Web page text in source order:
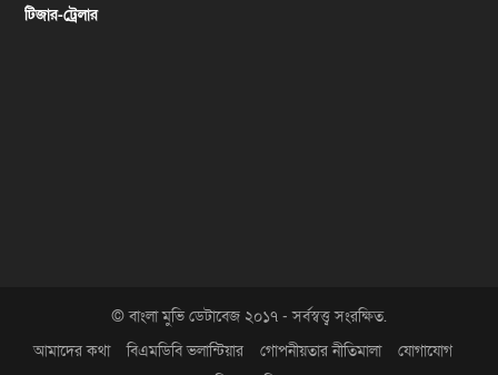
টিজার-ট্রেলার
© বাংলা মুভি ডেটাবেজ ২০১৭ - সর্বস্বত্ত্ব সংরক্ষিত.
আমাদের কথা
বিএমডিবি ভলান্টিয়ার গোপনীয়তার নীতিমালা
যোগাযোগ